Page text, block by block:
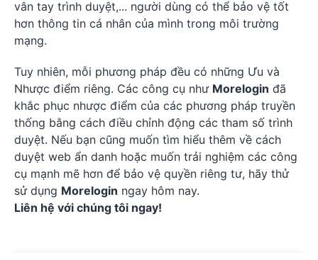
vân tay trình duyệt,... người dùng có thể bảo vệ tốt
hơn thông tin cá nhân của mình trong môi trường
mạng.
Tuy nhiên, mỗi phương pháp đều có những Ưu và
Nhược điểm riêng. Các công cụ như Morelogin đã
khắc phục nhược điểm của các phương pháp truyền
thống bằng cách điều chỉnh động các tham số trình
duyệt. Nếu bạn cũng muốn tìm hiểu thêm về cách
duyệt web ẩn danh hoặc muốn trải nghiệm các công
cụ mạnh mẽ hơn để bảo vệ quyền riêng tư, hãy thử
sử dụng Morelogin ngay hôm nay.
Liên hệ với chúng tôi ngay!